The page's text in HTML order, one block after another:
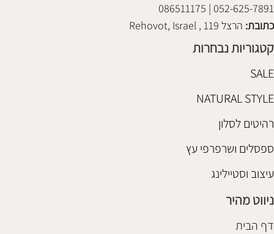
052-625-7891 | 086511175
כתובת: הרצל 119 , Rehovot, Israel
קטגוריות נבחרות
SALE
NATURAL STYLE
רהיטים לסלון
ספסלים ושרפרפי עץ
עיצוב וסטיילינג
ניווט מהיר
דף הבית